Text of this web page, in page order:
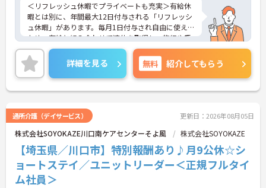
＜リフレッシュ休暇でプライベートも充実＞有給休
暇とは別に、年間最大12日付与される「リフレッシ
ュ休暇」があります。毎月1日付与され自由に使える
ため、有給と組み合わせて連休を取得し、旅行や趣
味を楽しむスタッフも多くいます。夜勤がなく日勤
のみの勤務なので、生活リズムも整えやすく、仕事
とプライベートのメリハリをつけて無理なく働けま
す。
＜将来を見据えた多彩なキャリアパスと待遇＞「介
レンジ」など、希望に合わせた多彩なキャリアプラ
ンが用意されています。階層別の研修や資格取得支
援制度があり、働きながらスキルアップが可能で
す。
詳細を見る 無料 紹介してもらう
通所介護（デイサービス） 更新日：2026年08月05日
株式会社SOYOKAZE川口南ケアセンターそよ風 株式会社SOYOKAZE
【埼玉県／川口市】特別報酬あり♪月9公休☆シ
ョートステイ／ユニットリーダー＜正規フルタイ
ム社員＞